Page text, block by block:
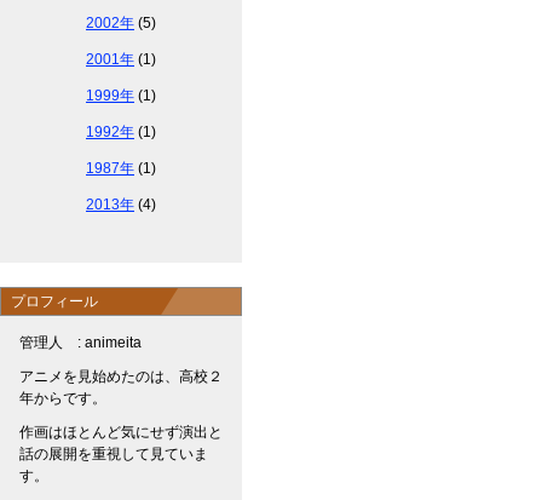
2002年 (5)
2001年 (1)
1999年 (1)
1992年 (1)
1987年 (1)
2013年 (4)
プロフィール
管理人 : animeita
アニメを見始めたのは、高校２
年からです。
作画はほとんど気にせず演出と
話の展開を重視して見ていま
す。